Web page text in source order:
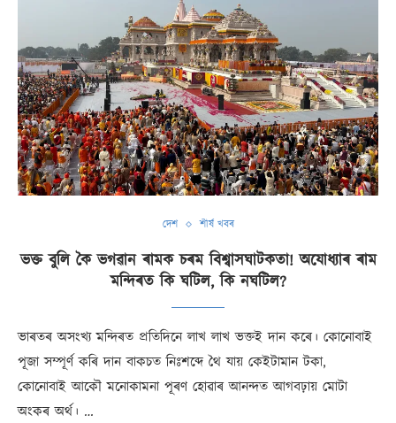
দেশ শীৰ্ষ খবৰ
ভক্ত বুলি কৈ ভগৱান ৰামক চৰম বিশ্বাসঘাটকতা! অযোধ্যাৰ ৰাম
মন্দিৰত কি ঘটিল, কি নঘটিল?
ভাৰতৰ অসংখ্য মন্দিৰত প্ৰতিদিনে লাখ লাখ ভক্তই দান কৰে। কোনোবাই
পূজা সম্পূৰ্ণ কৰি দান বাকচত নিঃশব্দে থৈ যায় কেইটামান টকা,
কোনোবাই আকৌ মনোকামনা পূৰণ হোৱাৰ আনন্দত আগবঢ়ায় মোটা
অংকৰ অৰ্থ। …